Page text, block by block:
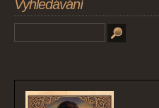
Vyhledávání